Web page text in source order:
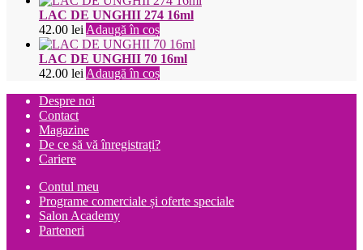
LAC DE UNGHII 274 16ml
42.00 lei Adaugă în coș
LAC DE UNGHII 70 16ml
42.00 lei Adaugă în coș
Despre noi
Contact
Magazine
De ce să vă înregistrați?
Cariere
Contul meu
Programe comerciale și oferte speciale
Salon Academy
Parteneri